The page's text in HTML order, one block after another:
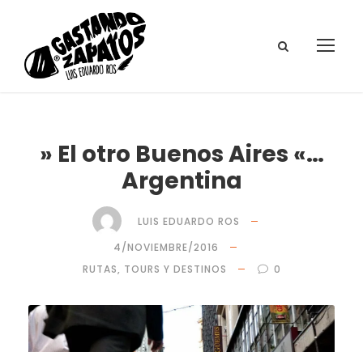
» El otro Buenos Aires «…
Argentina
LUIS EDUARDO ROS
4/NOVIEMBRE/2016
RUTAS, TOURS Y DESTINOS
0